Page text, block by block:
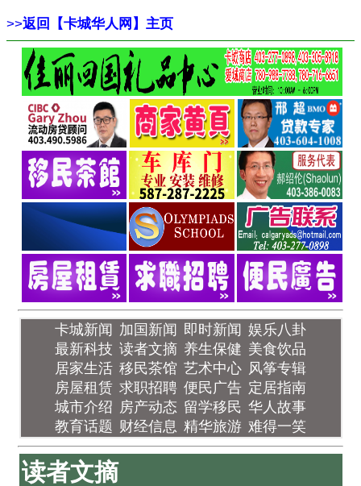
>>返回【卡城华人网】主页
卡城新闻 加国新闻 即时新闻 娱乐八卦
最新科技 读者文摘 养生保健 美食饮品
居家生活 移民茶馆 艺术中心 风筝专辑
房屋租赁 求职招聘 便民广告 定居指南
城市介绍 房产动态 留学移民 华人故事
教育话题 财经信息 精华旅游 难得一笑
读者文摘